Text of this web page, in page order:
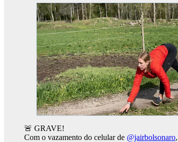
🚨 GRAVE!
Com o vazamento do celular de @jairbolsonaro